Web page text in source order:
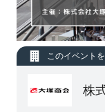
このイベント
株